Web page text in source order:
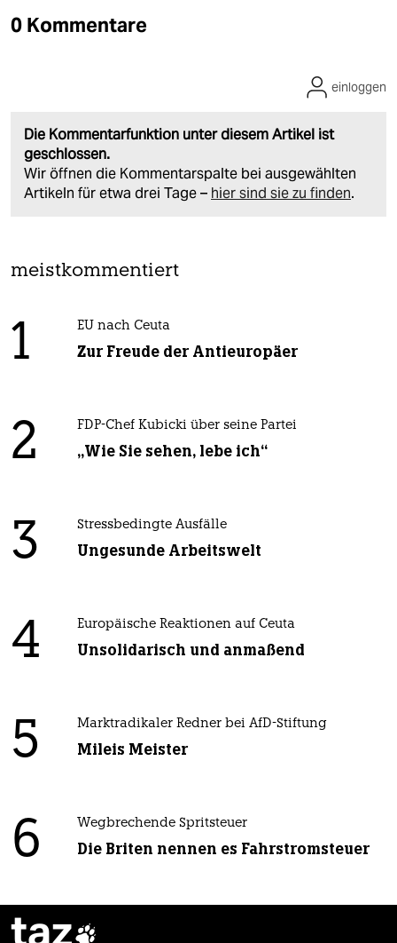
0 Kommentare
Die Kommentarfunktion unter diesem Artikel ist
geschlossen.
Wir öffnen die Kommentarspalte bei ausgewählten
Artikeln für etwa drei Tage – hier sind sie zu finden.
einloggen
meistkommentiert
1 EU nach Ceuta
Zur Freude der Antieuropäer
2 FDP-Chef Kubicki über seine Partei
„Wie Sie sehen, lebe ich“
3 Stressbedingte Ausfälle
Ungesunde Arbeitswelt
4 Europäische Reaktionen auf Ceuta
Unsolidarisch und anmaßend
5 Marktradikaler Redner bei AfD-Stiftung
Mileis Meister
6 Wegbrechende Spritsteuer
Die Briten nennen es Fahrstromsteuer
taz